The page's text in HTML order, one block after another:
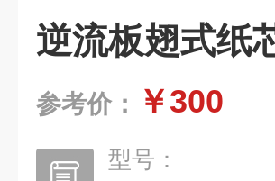
逆流板翅式纸
参考价： ￥300
型号：